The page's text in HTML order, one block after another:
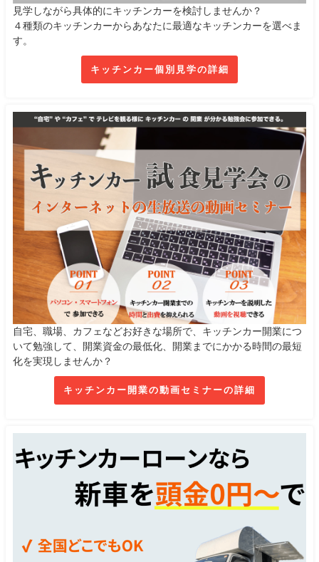
見学しながら具体的にキッチンカーを検討しませんか？
４種類のキッチンカーからあなたに最適なキッチンカーを選べま
す。
キッチンカー個別見学の詳細
自宅、職場、カフェなどお好きな場所で、キッチンカー開業につ
いて勉強して、開業資金の最低化、開業までにかかる時間の最短
化を実現しませんか？
キッチンカー開業の動画セミナーの詳細